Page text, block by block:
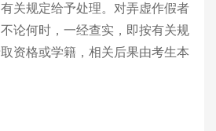
关规定给予处理。对弄虚作假者
不论何时，一经查实，即按有关规
资格或学籍，相关后果由考生本